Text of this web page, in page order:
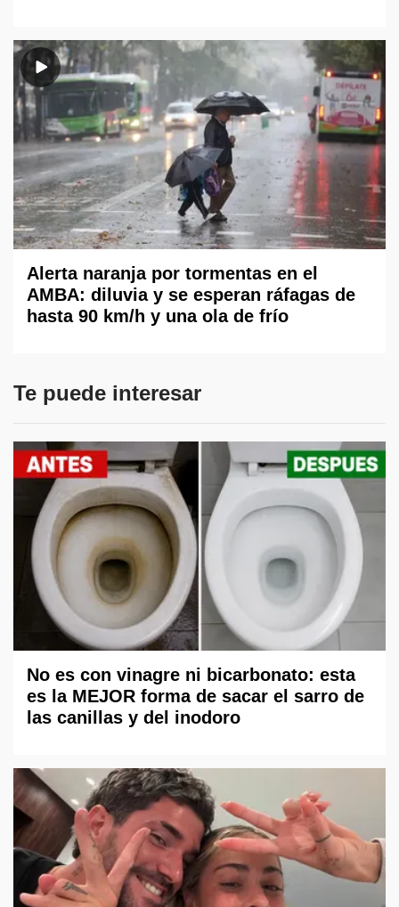
Alerta naranja por tormentas en el
AMBA: diluvia y se esperan ráfagas de
hasta 90 km/h y una ola de frío
Te puede interesar
No es con vinagre ni bicarbonato: esta
es la MEJOR forma de sacar el sarro de
las canillas y del inodoro